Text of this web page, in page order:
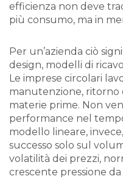
efficienza non deve
più consumo, ma in
Per un’azienda ciò
design, modelli di
Le imprese circolari
manutenzione,
materie prime. Non
performance nel
modello lineare,
successo solo sul
volatilità dei prezzi,
crescente pressione